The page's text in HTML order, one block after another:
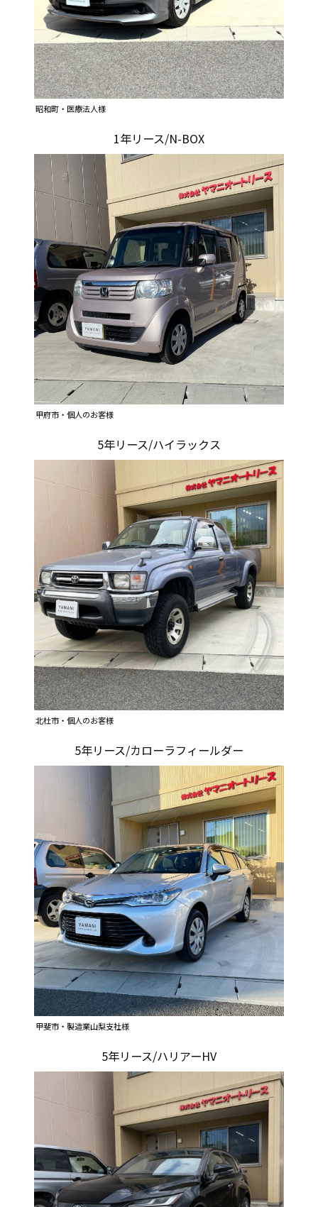
昭和町・医療法人様
1年リース/N-BOX
甲府市・個人のお客様
5年リース/ハイラックス
北杜市・個人のお客様
5年リース/カローラフィールダー
甲斐市・製造業山梨支社様
5年リース/ハリアーHV